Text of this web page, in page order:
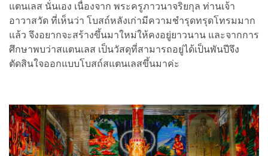
แตนเลส นั่นเอง เนื่องจาก พระครูภาวนาจริยกุล ท่านเจ้า
อาวาสวัด ที่เห็นว่า โบสถ์หลังเก่ามีความชำรุดทรุดโทรมมาก
แล้ว จึงอยากจะสร้างขึ้นมาใหม่ให้คงอยู่ยาวนาน และจากการ
ศึกษาพบว่าสแตนเลส เป็นวัสดุที่สามารถอยู่ได้เป็นพันปีจึง
ตัดสินใจออกแบบโบสถ์สแตนเลสขึ้นมาค่ะ